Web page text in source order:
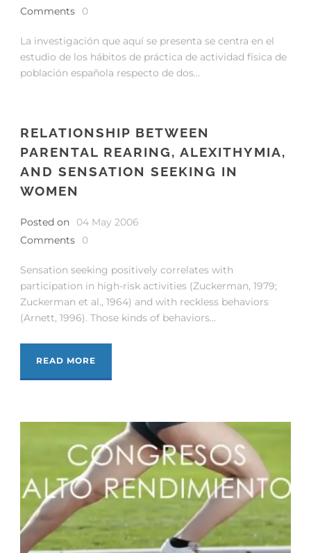
Comments
0
La investigación que aquí se presenta se centra en el
estudio de los hábitos de práctica de actividad física de
población española respecto de dos…
RELATIONSHIP BETWEEN
PARENTAL REARING, ALEXITHYMIA,
AND SENSATION SEEKING IN
WOMEN
Posted on
04 May 2006
Comments
0
Sensation seeking positively correlates with
participation in high-risk activities (Zuckerman, 1979;
Zuckerman et al., 1964) and with reckless behaviors
(Arnett, 1996). Those kinds of behaviors...
READ MORE